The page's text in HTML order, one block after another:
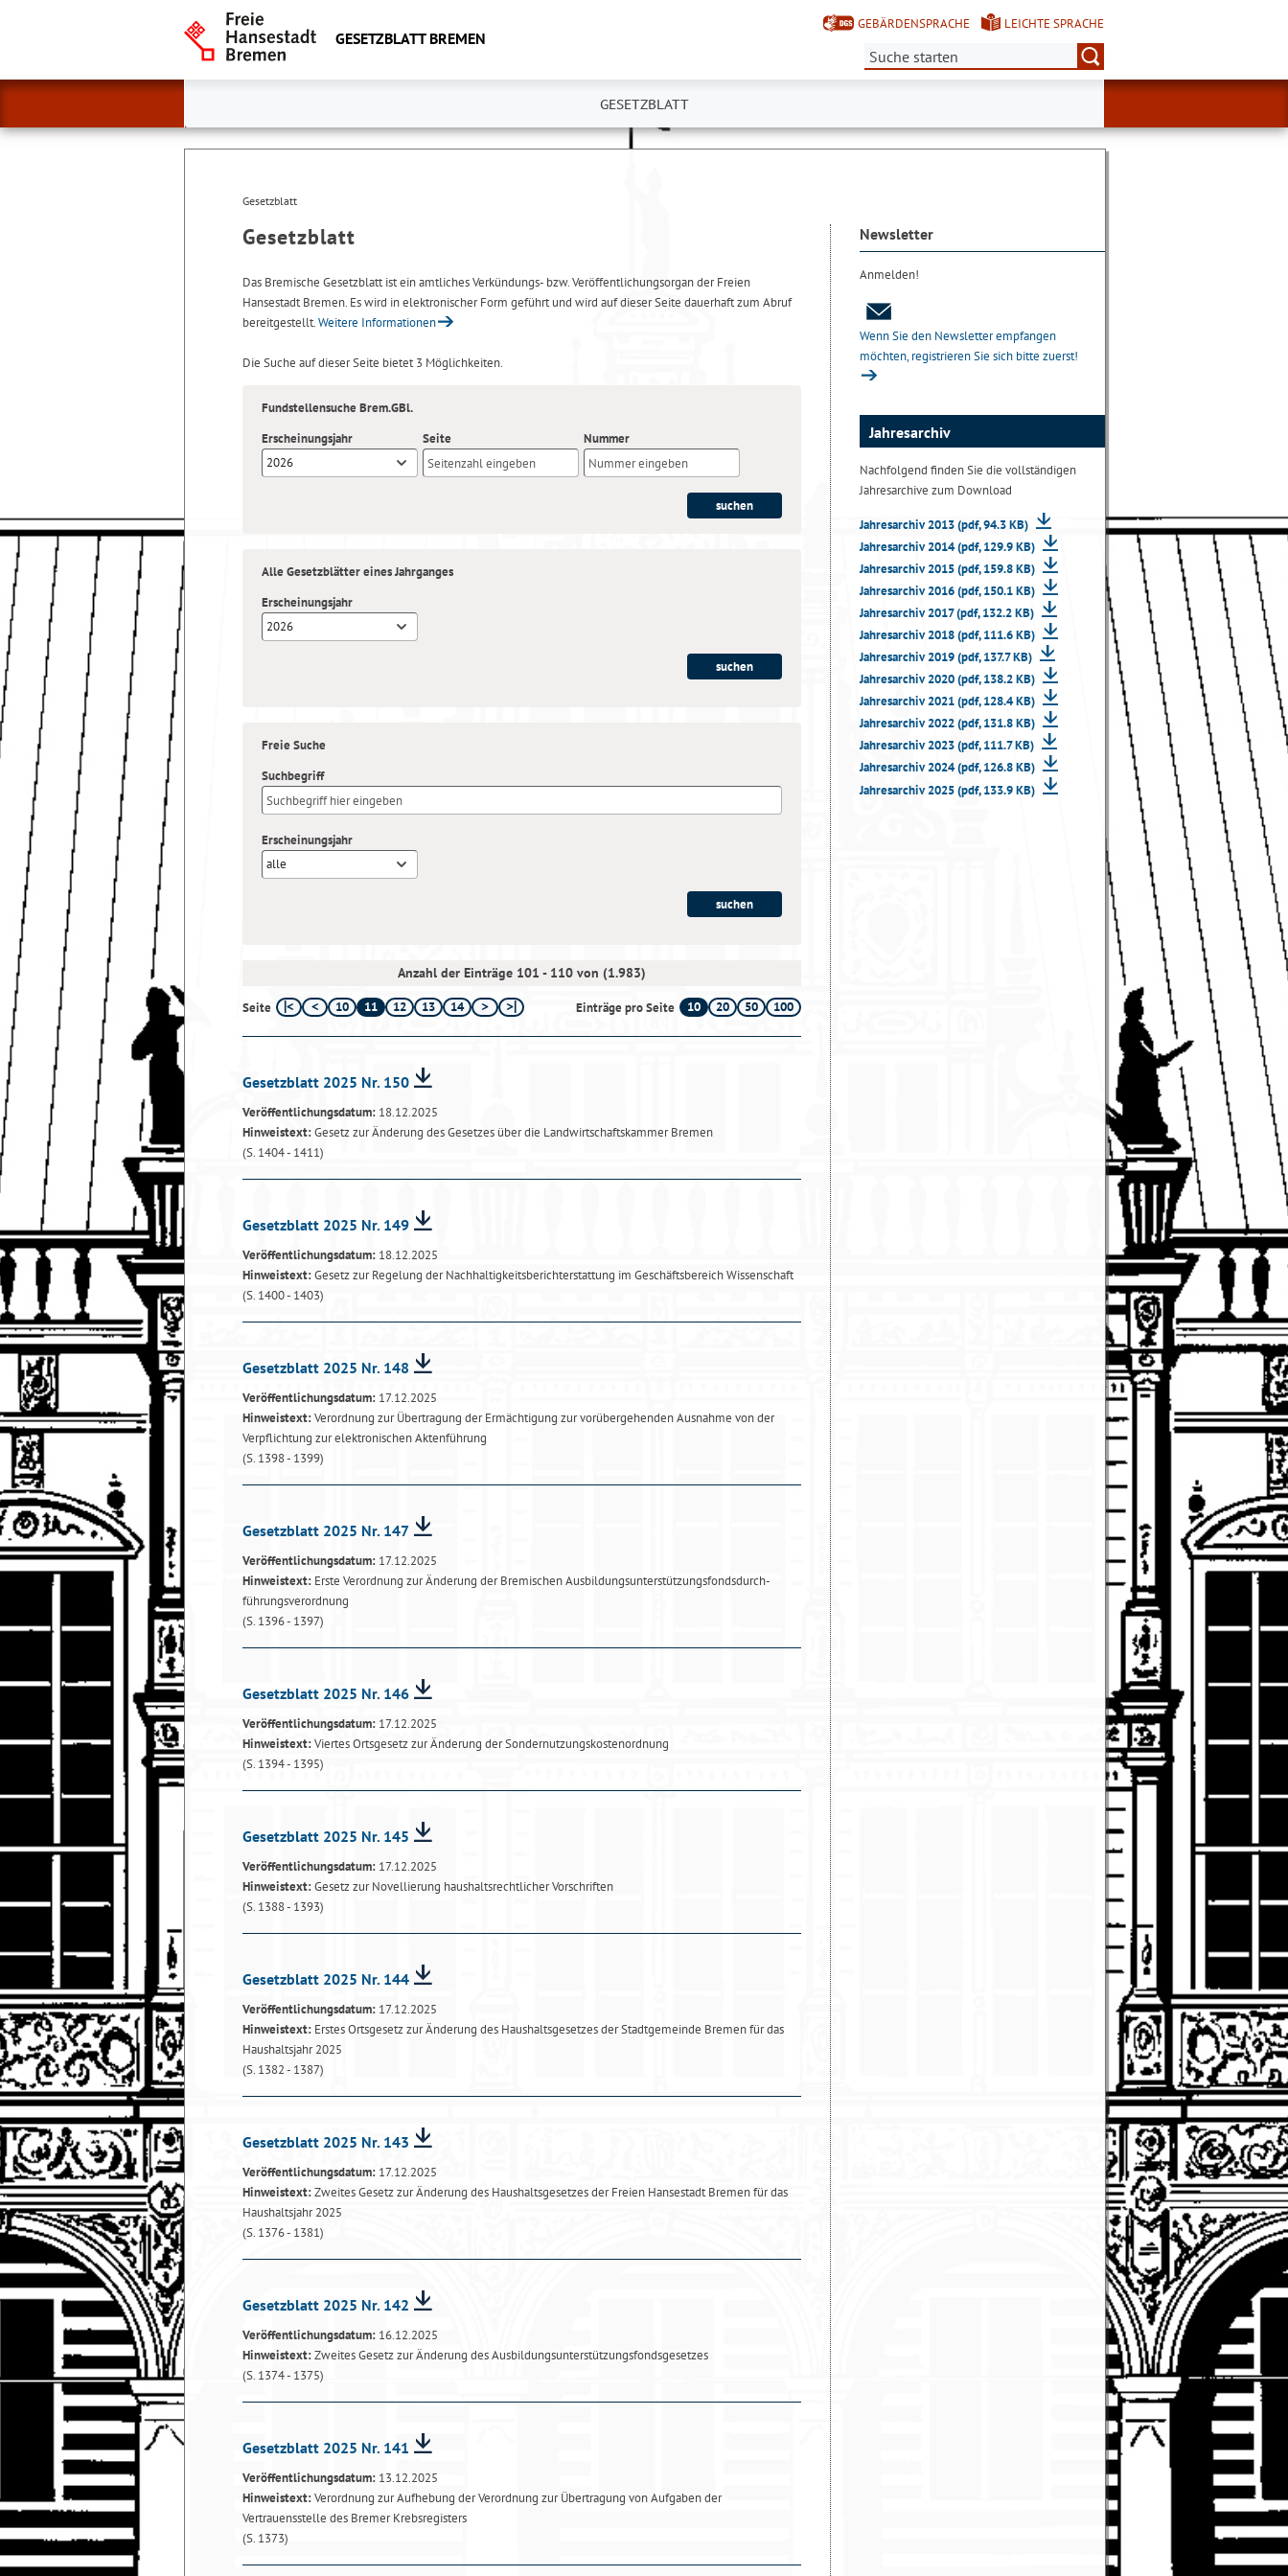
GESETZBLATT BREMEN
GEBÄRDENSPRACHE
LEICHTE SPRACHE
Suche:
GESETZBLATT
Gesetzblatt
Gesetzblatt
Das Bremische Gesetzblatt ist ein amtliches Verkündungs- bzw. Veröffentlichungsorgan der Freien
Hansestadt Bremen. Es wird in elektronischer Form geführt und wird auf dieser Seite dauerhaft zum Abruf
bereitgestellt.Weitere Informationen
Die Suche auf dieser Seite bietet 3 Möglichkeiten.
Fundstellensuche Brem.GBl.
Erscheinungsjahr
2026
Seite Nummer
Alle Gesetzblätter eines Jahrganges
Erscheinungsjahr
2026
Freie Suche
Suchbegriff
Erscheinungsjahr
alle
Anzahl der Einträge 101 - 110 von (1.983)
Seite 10 11 12 13 14 Einträge pro Seite 10 20 50 100
Gesetzblatt 2025 Nr. 150
Veröffentlichungsdatum: 18.12.2025
Hinweistext:Gesetz zur Änderung des Gesetzes über die Landwirtschaftskammer Bremen
(S. 1404 - 1411)
Gesetzblatt 2025 Nr. 149
Veröffentlichungsdatum: 18.12.2025
Hinweistext:Gesetz zur Regelung der Nachhaltigkeitsberichterstattung im Geschäftsbereich Wissenschaft
(S. 1400 - 1403)
Gesetzblatt 2025 Nr. 148
Veröffentlichungsdatum: 17.12.2025
Hinweistext:Verordnung zur Übertragung der Ermächtigung zur vorübergehenden Ausnahme von der
Verpflichtung zur elektronischen Aktenführung
(S. 1398 - 1399)
Gesetzblatt 2025 Nr. 147
Veröffentlichungsdatum: 17.12.2025
Hinweistext: Erste Verordnung zur Änderung der Bremischen Ausbildungsunterstützungsfondsdurch-
führungsverordnung
(S. 1396 - 1397)
Gesetzblatt 2025 Nr. 146
Veröffentlichungsdatum: 17.12.2025
Hinweistext:Viertes Ortsgesetz zur Änderung der Sondernutzungskostenordnung
(S. 1394 - 1395)
Gesetzblatt 2025 Nr. 145
Veröffentlichungsdatum: 17.12.2025
Hinweistext:Gesetz zur Novellierung haushaltsrechtlicher Vorschriften
(S. 1388 - 1393)
Gesetzblatt 2025 Nr. 144
Veröffentlichungsdatum: 17.12.2025
Hinweistext: Erstes Ortsgesetz zur Änderung des Haushaltsgesetzes der Stadtgemeinde Bremen für das
Haushaltsjahr 2025
(S. 1382 - 1387)
Gesetzblatt 2025 Nr. 143
Veröffentlichungsdatum: 17.12.2025
Hinweistext:Zweites Gesetz zur Änderung des Haushaltsgesetzes der Freien Hansestadt Bremen für das
Haushaltsjahr 2025
(S. 1376 - 1381)
Gesetzblatt 2025 Nr. 142
Veröffentlichungsdatum: 16.12.2025
Hinweistext:Zweites Gesetz zur Änderung des Ausbildungsunterstützungsfondsgesetzes
(S. 1374 - 1375)
Gesetzblatt 2025 Nr. 141
Veröffentlichungsdatum: 13.12.2025
Hinweistext:Verordnung zur Aufhebung der Verordnung zur Übertragung von Aufgaben der
Vertrauensstelle des Bremer Krebsregisters
(S. 1373)
Newsletter
Anmelden!
Wenn Sie den Newsletter empfangen
möchten, registrieren Sie sich bitte zuerst!
Jahresarchiv
Nachfolgend finden Sie die vollständigen
Jahresarchive zum Download
Jahresarchiv 2013 (pdf, 94.3 KB)
Jahresarchiv 2014 (pdf, 129.9 KB)
Jahresarchiv 2015 (pdf, 159.8 KB)
Jahresarchiv 2016 (pdf, 150.1 KB)
Jahresarchiv 2017 (pdf, 132.2 KB)
Jahresarchiv 2018 (pdf, 111.6 KB)
Jahresarchiv 2019 (pdf, 137.7 KB)
Jahresarchiv 2020 (pdf, 138.2 KB)
Jahresarchiv 2021 (pdf, 128.4 KB)
Jahresarchiv 2022 (pdf, 131.8 KB)
Jahresarchiv 2023 (pdf, 111.7 KB)
Jahresarchiv 2024 (pdf, 126.8 KB)
Jahresarchiv 2025 (pdf, 133.9 KB)